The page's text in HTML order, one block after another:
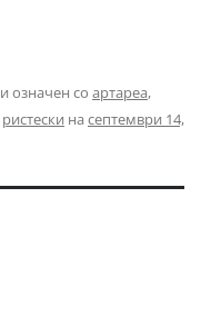
и означен со артареа,
ристески на септември 14,